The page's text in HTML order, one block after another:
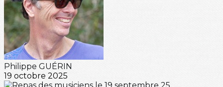
Philippe GUÉRIN
19 octobre 2025